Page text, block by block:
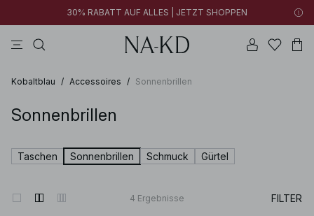
30% RABATT AUF ALLES | JETZT SHOPPEN
Kobaltblau / Accessoires / Sonnenbrillen
Sonnenbrillen
Taschen Sonnenbrillen Schmuck Gürtel
4 Ergebnisse FILTER